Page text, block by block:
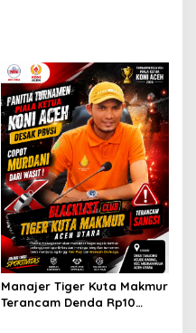
Manajer Tiger Kuta Makmur
Terancam Denda Rp10